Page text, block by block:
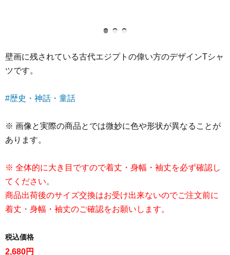
壁画に残されている古代エジプトの偉い方のデザインTシャ
ツです。
#歴史・神話・童話
※ 画像と実際の商品とでは微妙に色や形状が異なることが
あります。
※ 全体的に大き目ですので着丈・身幅・袖丈を必ず確認し
てください。
商品出荷後のサイズ交換はお受け出来ないのでご注文前に
着丈・身幅・袖丈のご確認をお願いします。
税込価格
2,680円